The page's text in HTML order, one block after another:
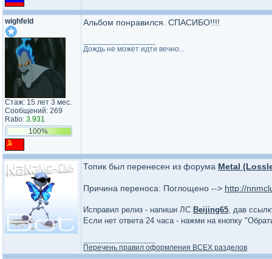
wighfeld
Стаж: 15 лет 3 мес.
Сообщений: 269
Ratio: 3.931
100%
Альбом понравился. СПАСИБО!!!!
Дождь не может идти вечно...
Топик был перенесен из форума Metal
Причина переноса: Поглощено --> http://
Исправил релиз - напиши ЛС Beijing65, дав
Если нет ответа 24 часа - нажми на кнопку
Перечень правил оформления ВСЕХ разделов